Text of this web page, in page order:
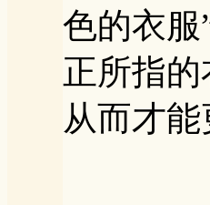
色的衣服
正所指
从而才